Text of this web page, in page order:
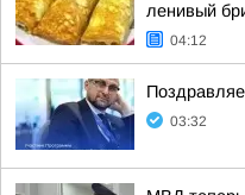
ленивый
04:12
03:32